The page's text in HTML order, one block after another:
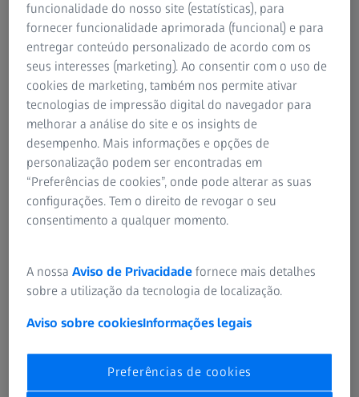
Para profissionais da visão
ZEISS Sunlens
Instruções de Utilização
Grupo ZEISS
Óculos para ver ao longe e óculos de
leitura
Toalhetes e soluções de limpeza para
lentes
SOBRE A ZEISS
Sobre
Atualidades
funcionalidade do nosso site (estatísticas), para
fornecer funcionalidade aprimorada (funcional) e para
entregar conteúdo personalizado de acordo com os
seus interesses (marketing). Ao consentir com o uso de
cookies de marketing, também nos permite ativar
tecnologias de impressão digital do navegador para
melhorar a análise do site e os insights de
desempenho. Mais informações e opções de
personalização podem ser encontradas em
“Preferências de cookies”, onde pode alterar as suas
configurações. Tem o direito de revogar o seu
consentimento a qualquer momento.
A nossaAviso de Privacidade fornece mais detalhes
sobre a utilização da tecnologia de localização.
Aviso sobre cookiesInformações legais
Preferências de cookies